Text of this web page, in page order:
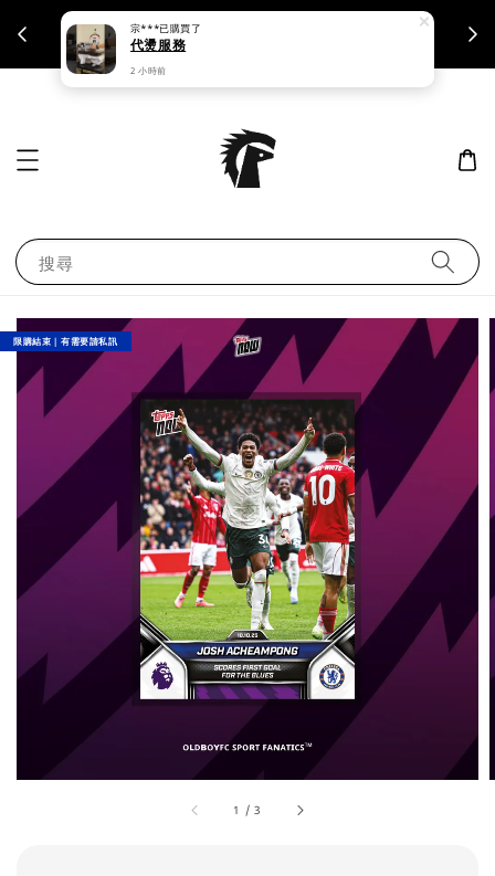
支援刷卡｜皆開立統一發票
搜尋
1 /3
限購結束｜有需要請私訊
宗***已購買了
代燙服務
2 小時前